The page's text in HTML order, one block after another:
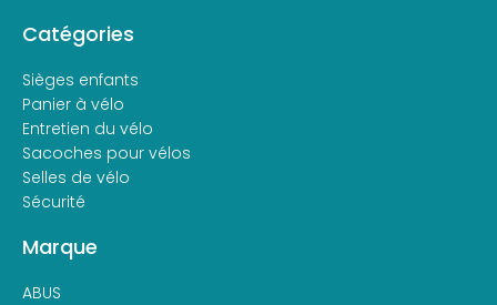
Catégories
Sièges enfants
Panier à vélo
Entretien du vélo
Sacoches pour vélos
Selles de vélo
Sécurité
Marque
ABUS